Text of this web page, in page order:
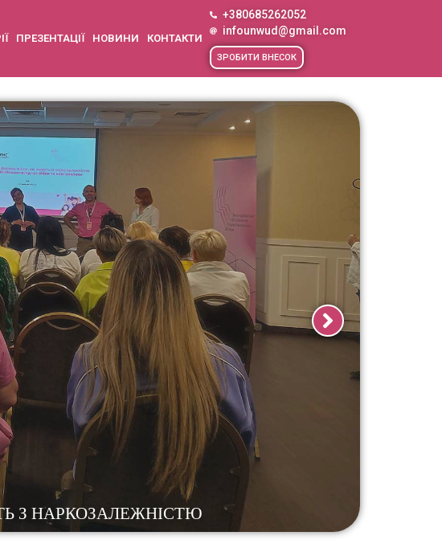
ПРЕЗЕНТАЦІЇ НОВИНИ КОНТАКТИ
+380685262052
infounwud@gmail.com
ЗРОБИТИ ВНЕСОК